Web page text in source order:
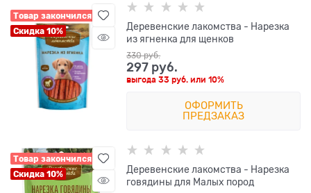
Товар закончился
Скидка 10%
Деревенские лакомства - Нарезка
из ягненка для щенков
330 руб.
297 руб.
выгода33 руб. или10%
ОФОРМИТЬ
ПРЕДЗАКАЗ
Товар закончился
Скидка 10%
Деревенские лакомства - Нарезка
говядины для Малых пород